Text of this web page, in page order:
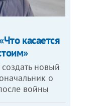
касается
новый
о
войны